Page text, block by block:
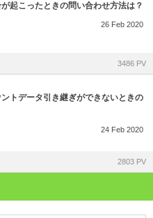
起こったときの問い合わせ方法は？
26 Feb 2020
3486 PV
トデータ引き継ぎができないときの
24 Feb 2020
2803 PV